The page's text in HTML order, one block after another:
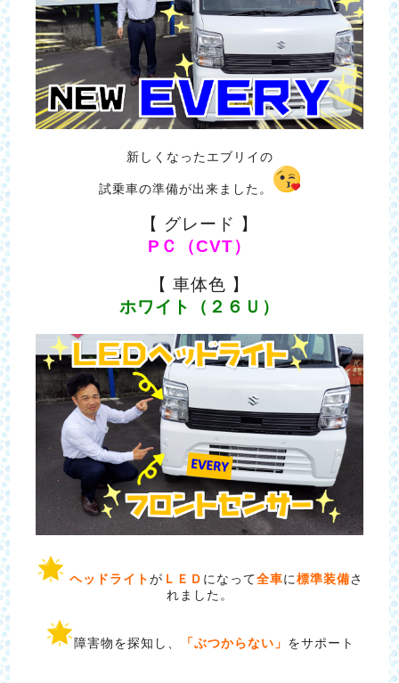
新しくなったエブリイの
試乗車の準備が出来ました。
【 グレード 】
PＣ（CVT）
【 車体色 】
ホワイト（２６Ｕ）
ヘッドライトが ＬＥＤ になって全車に標準装備さ
れました。
障害物を探知し、 「ぶつからない」 をサポート